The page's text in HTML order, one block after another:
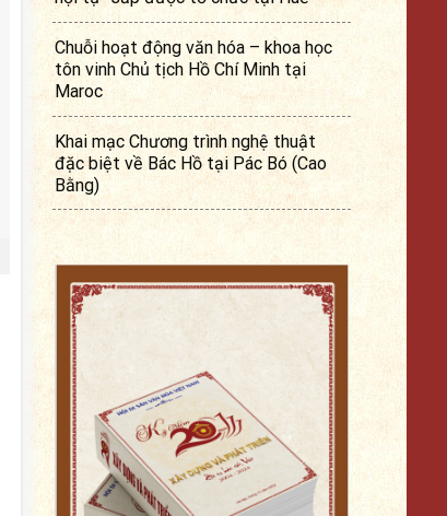
Chuỗi hoạt động văn hóa – khoa học
tôn vinh Chủ tịch Hồ Chí Minh tại
Maroc
Khai mạc Chương trình nghệ thuật
đặc biệt về Bác Hồ tại Pác Bó (Cao
Bằng)